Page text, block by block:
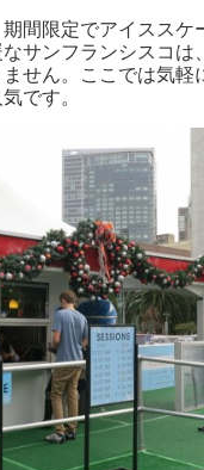
間限定でアイススケ
サンフランシスコは
せん。ここでは気軽
です。